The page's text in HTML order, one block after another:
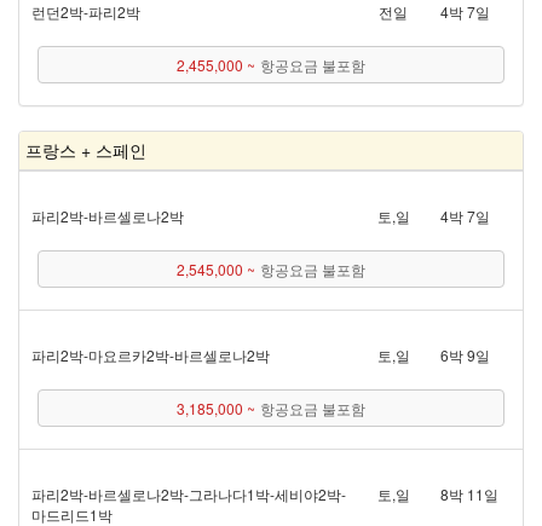
런던 2박 - 파리 2박 전일 4박 7일
2,455,000 ~ 항공요금 불포함
프랑스 + 스페인
파리 2박 - 바르셀로나 2박 토,일 4박 7일
2,545,000 ~ 항공요금 불포함
파리 2박 - 마요르카 2박 - 바르셀로나 2박 토,일 6박 9일
3,185,000 ~ 항공요금 불포함
파리 2박 - 바르셀로나 2박 - 그라나다 1박 - 세비야 2박 -
마드리드 1박
토,일 8박 11일